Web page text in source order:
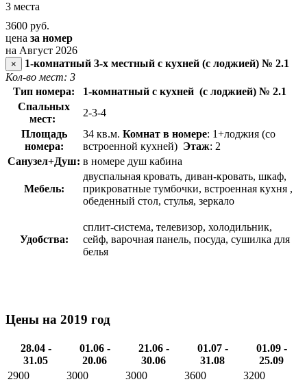
3 места
3600 руб.
цена за номер
на Август 2026
×
1-комнатный 3-х местный с кухней (с лоджией) № 2.1
Кол-во мест: 3
Тип номера:
1-комнатный с кухней (с лоджией) № 2.1
Спальных
мест:
2-3-4
Площадь
номера:
34 кв.м. Комнат в номере: 1+лоджия (со
встроенной кухней) Этаж: 2
Санузел+Душ: в номере душ кабина
Мебель:
двуспальная кровать, диван-кровать, шкаф,
прикроватные тумбочки, встроенная кухня ,
обеденный стол, стулья, зеркало
Удобства:
сплит-система, телевизор, холодильник,
сейф, варочная панель, посуда, сушилка для
белья
Цены на 2019 год
28.04 -
31.05
01.06 -
20.06
21.06 -
30.06
01.07 -
31.08
01.09 -
25.09
2900
3000 3000 3600 3200